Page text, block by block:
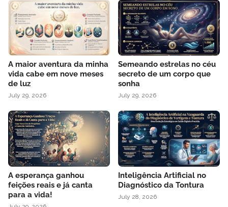
A maior aventura da minha
vida cabe em nove meses
de luz
July 29, 2026
Semeando estrelas no céu
secreto de um corpo que
sonha
July 29, 2026
A esperança ganhou
feições reais e já canta
para a vida!
Inteligência Artificial no
Diagnóstico da Tontura
July 28, 2026